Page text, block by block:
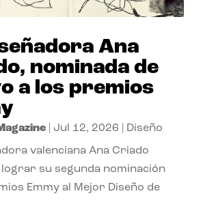
Ana
nominada de
a los premios
| Jul 12, 2026 Diseño
valenciana Ana Criado
lograr su segunda nominación
Emmy al Mejor Diseño de